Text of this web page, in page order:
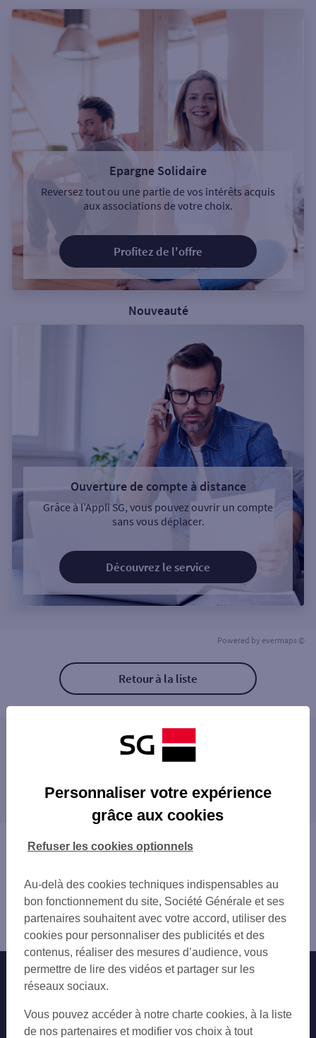
Epargne Solidaire
Reversez tout ou une partie de vos intérêts acquis
aux associations de votre choix.
Profitez de l'offre
Nouveauté
Ouverture de compte à distance
Grâce à l’Appli SG, vous pouvez ouvrir un compte
sans vous déplacer.
Découvrez le service
Powered by evermaps ©
Retour à la liste
Les distributeurs/automates à proximité
PORTO VECCHIO LES QUATRE CHEMS CTRE
PORTO VECCHIO PORETTA
proximité
Vous êtes ici : Accueil
Porto Vecchio
Distributeur/automate PORTO-VECCHIO
Nos engagements Nous contacter
Autres sites SG
Professionnels
Personnaliser votre expérience
grâce aux cookies
Au-delà des cookies techniques indispensables au
bon fonctionnement du site, Société Générale et ses
partenaires souhaitent avec votre accord, utiliser des
cookies pour personnaliser des publicités et des
contenus, réaliser des mesures d’audience, vous
permettre de lire des vidéos et partager sur les
réseaux sociaux.
Vous pouvez accéder à notre charte cookies, à la liste
de nos partenaires et modifier vos choix à tout
Refuser les cookies optionnels